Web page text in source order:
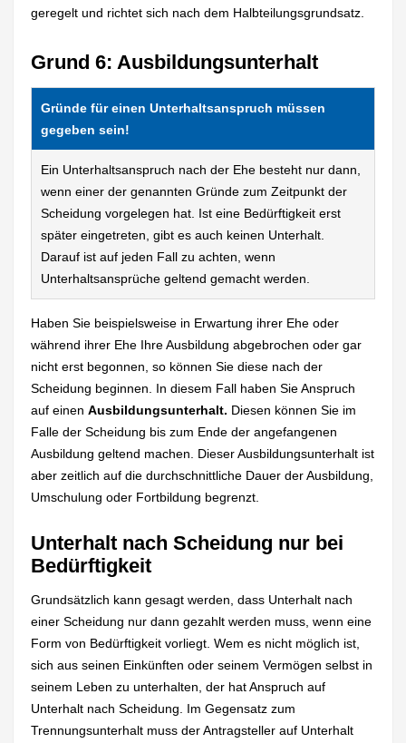
geregelt und richtet sich nach dem Halbteilungsgrundsatz.
Grund 6: Ausbildungsunterhalt
Gründe für einen Unterhaltsanspruch müssen
gegeben sein!
Ein Unterhaltsanspruch nach der Ehe besteht nur dann,
wenn einer der genannten Gründe zum Zeitpunkt der
Scheidung vorgelegen hat. Ist eine Bedürftigkeit erst
später eingetreten, gibt es auch keinen Unterhalt.
Darauf ist auf jeden Fall zu achten, wenn
Unterhaltsansprüche geltend gemacht werden.
Haben Sie beispielsweise in Erwartung ihrer Ehe oder
während ihrer Ehe Ihre Ausbildung abgebrochen oder gar
nicht erst begonnen, so können Sie diese nach der
Scheidung beginnen. In diesem Fall haben Sie Anspruch
auf einenAusbildungsunterhalt. Diesen können Sie im
Falle der Scheidung bis zum Ende der angefangenen
Ausbildung geltend machen. Dieser Ausbildungsunterhalt ist
aber zeitlich auf die durchschnittliche Dauer der Ausbildung,
Umschulung oder Fortbildung begrenzt.
Unterhalt nach Scheidung nur bei
Bedürftigkeit
Grundsätzlich kann gesagt werden, dass Unterhalt nach
einer Scheidung nur dann gezahlt werden muss, wenn eine
Form von Bedürftigkeit vorliegt. Wem es nicht möglich ist,
sich aus seinen Einkünften oder seinem Vermögen selbst in
seinem Leben zu unterhalten, der hat Anspruch auf
Unterhalt nach Scheidung. Im Gegensatz zum
Trennungsunterhalt muss der Antragsteller auf Unterhalt